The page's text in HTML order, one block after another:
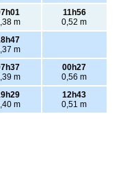
m
11h56
0,52 m
m
m
00h27
0,56 m
m
12h43
0,51 m